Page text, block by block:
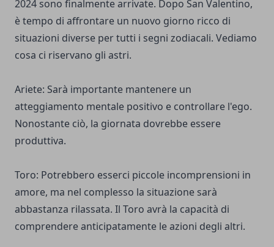
2024 sono finalmente arrivate. Dopo San Valentino,
è tempo di affrontare un nuovo giorno ricco di
situazioni diverse per tutti i segni zodiacali. Vediamo
cosa ci riservano gli astri.
Ariete: Sarà importante mantenere un
atteggiamento mentale positivo e controllare l'ego.
Nonostante ciò, la giornata dovrebbe essere
produttiva.
Toro: Potrebbero esserci piccole incomprensioni in
amore, ma nel complesso la situazione sarà
abbastanza rilassata. Il Toro avrà la capacità di
comprendere anticipatamente le azioni degli altri.